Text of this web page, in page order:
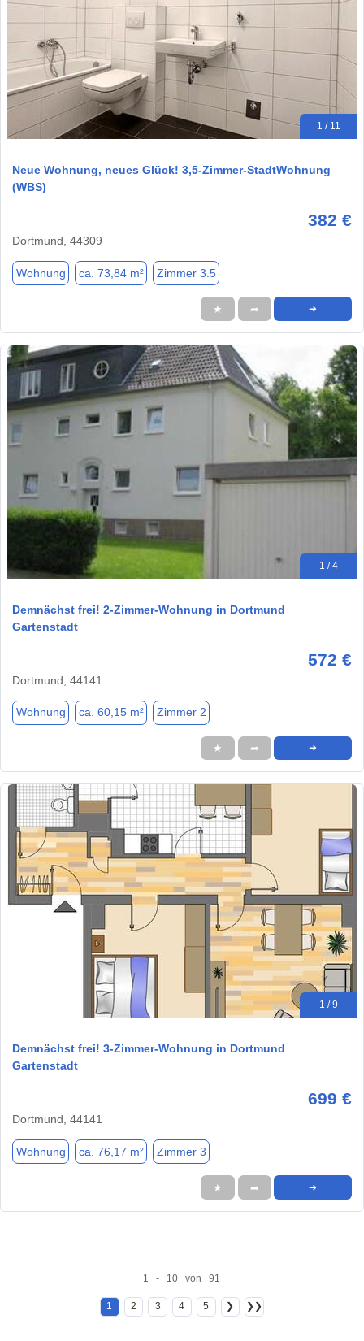
1 / 11
Neue Wohnung, neues Glück! 3,5-Zimmer-StadtWohnung
(WBS)
382 €
Dortmund, 44309
Wohnung ca. 73,84 m² Zimmer 3.5
★ ➦ ➜
1 / 4
Demnächst frei! 2-Zimmer-Wohnung in Dortmund
Gartenstadt
572 €
Dortmund, 44141
Wohnung ca. 60,15 m² Zimmer 2
★ ➦ ➜
1 / 9
Demnächst frei! 3-Zimmer-Wohnung in Dortmund
Gartenstadt
699 €
Dortmund, 44141
Wohnung ca. 76,17 m² Zimmer 3
★ ➦ ➜
1 - 10 von 91
1 2 3 4 5 ❯ ❯❯